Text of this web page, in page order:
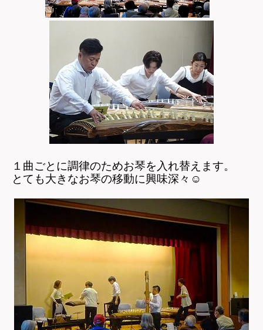
１曲ごとに調律のためお琴を入れ替えます。
とても大きなお琴の移動に興味深々 ☺